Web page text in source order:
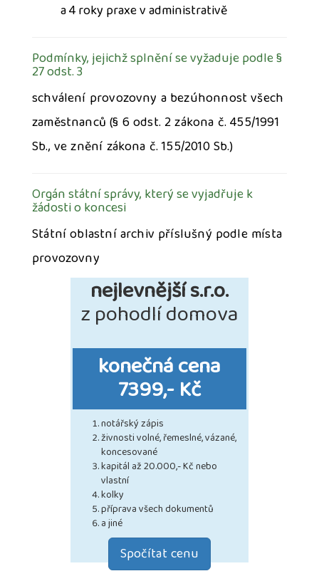
a 4 roky praxe v administrativě
Podmínky, jejichž splnění se vyžaduje podle §
27 odst. 3
schválení provozovny a bezúhonnost všech
zaměstnanců (§ 6 odst. 2 zákona č. 455/1991
Sb., ve znění zákona č. 155/2010 Sb.)
Orgán státní správy, který se vyjadřuje k
žádosti o koncesi
Státní oblastní archiv příslušný podle místa
provozovny
nejlevnější s.r.o.
z pohodlí domova
konečná cena
7399,- Kč
notářský zápis
živnosti volné, řemeslné, vázané,
koncesované
kapitál až 20.000,- Kč nebo
vlastní
kolky
příprava všech dokumentů
a jiné
Spočítat cenu